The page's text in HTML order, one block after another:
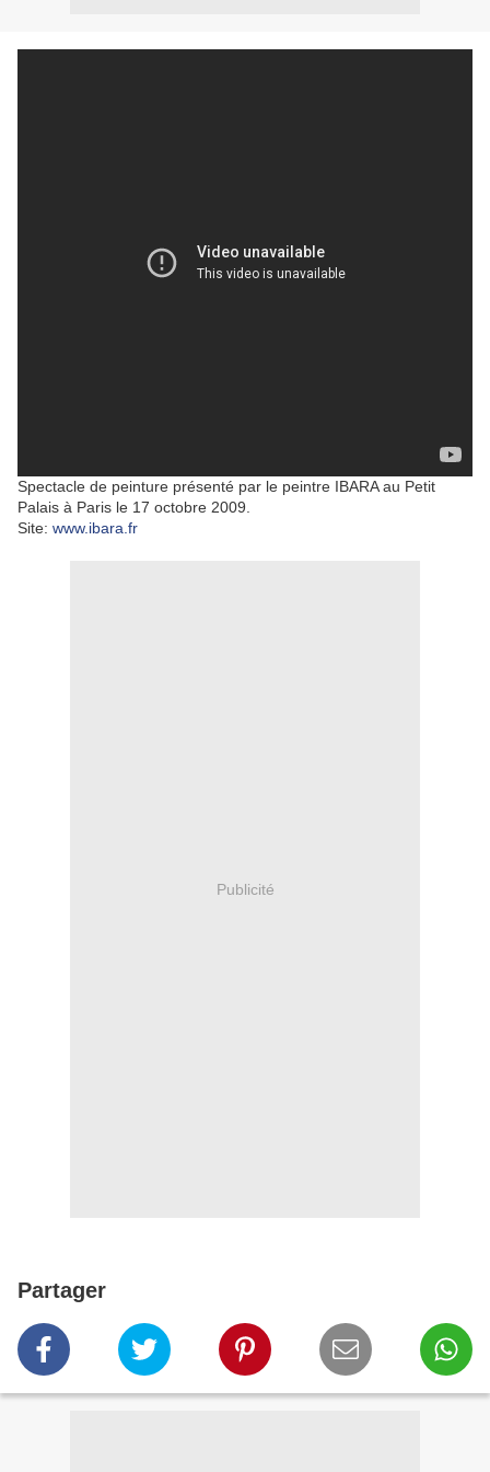
Spectacle de peinture présenté par le peintre IBARA au Petit
Palais à Paris le 17 octobre 2009.
Site: www.ibara.fr
Publicité
Partager